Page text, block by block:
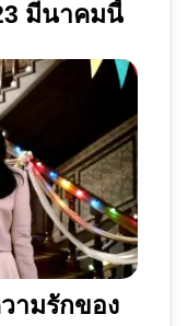
มีนาคมนี้
ามรักของ